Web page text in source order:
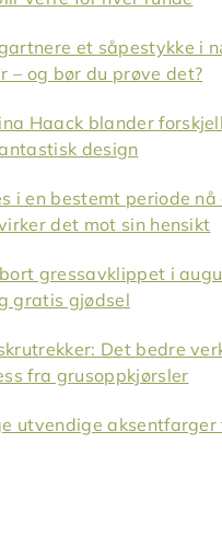
et såpestykke i
– og bør du prøve det?
Haack blander
design
i en bestemt periode nå
det mot sin hensikt
gressavklippet i
gratis gjødsel
Det bedre
fra grusoppkjørsler
utvendige aksentfarger